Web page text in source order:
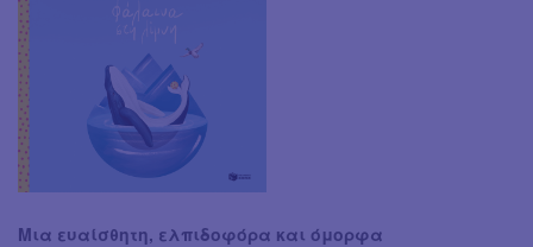
Μια ευαίσθητη, ελπιδοφόρα και όμορφα